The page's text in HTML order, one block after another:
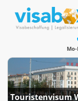
Touristenvisum